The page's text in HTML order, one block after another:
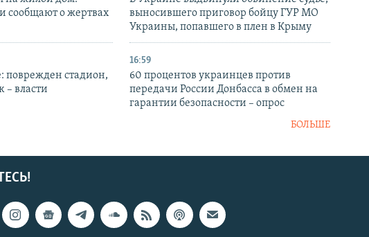
сообщают о жертвах
выносившего приговор бойцу ГУР МО
Украины, попавшего в плен в Крыму
поврежден стадион,
– власти
16:59
60 процентов украинцев против
передачи России Донбасса в обмен на
гарантии безопасности – опрос
БОЛЬШЕ